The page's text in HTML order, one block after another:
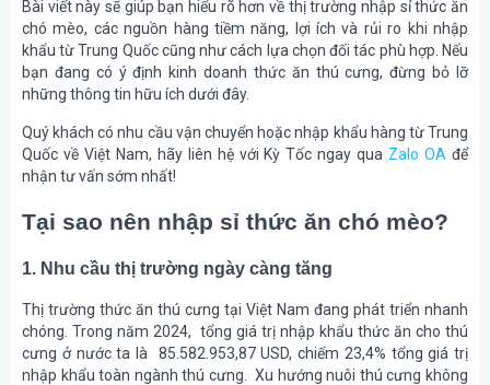
Bài viết này sẽ giúp bạn hiểu rõ hơn về thị trường nhập sỉ thức ăn
chó mèo, các nguồn hàng tiềm năng, lợi ích và rủi ro khi nhập
khẩu từ Trung Quốc cũng như cách lựa chọn đối tác phù hợp. Nếu
bạn đang có ý định kinh doanh thức ăn thú cưng, đừng bỏ lỡ
những thông tin hữu ích dưới đây.
Quý khách có nhu cầu vận chuyển hoặc nhập khẩu hàng từ Trung
Quốc về Việt Nam, hãy liên hệ với Kỳ Tốc ngay qua Zalo OA để
nhận tư vấn sớm nhất!
Tại sao nên nhập sỉ thức ăn chó mèo?
1. Nhu cầu thị trường ngày càng tăng
Thị trường thức ăn thú cưng tại Việt Nam đang phát triển nhanh
chóng. Trong năm 2024, tổng giá trị nhập khẩu thức ăn cho thú
cưng ở nước ta là 85.582.953,87 USD, chiếm 23,4% tổng giá trị
nhập khẩu toàn ngành thú cưng. Xu hướng nuôi thú cưng không